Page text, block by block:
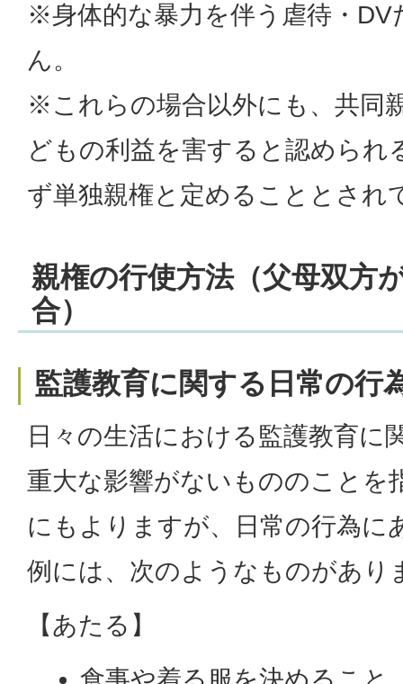
※身体的な暴力を伴う虐待・DV
ん。
※これらの場合以外にも、共同
どもの利益を害すると認められ
ず単独親権と定めることとされ
親権の行使方法（父母双方
合）
監護教育に関する日常の行
日々の生活における監護教育に
重大な影響がないもののことを
にもよりますが、日常の行為に
例には、次のようなものがあり
【あたる】